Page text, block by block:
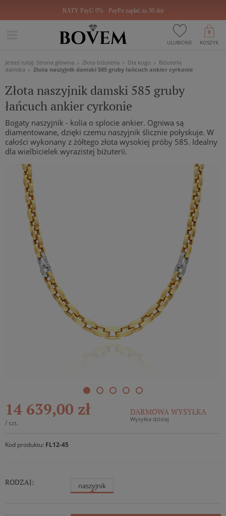
RATY PayU 0% PayPo zapłać za 30 dni
ULUBIONE KOSZYK
0
Jesteś tutaj: Strona główna Złota biżuteria Dla kogo
Biżuteria
damska
Złota naszyjnik damski 585 gruby łańcuch ankier cyrkonie
Złota naszyjnik damski 585 gruby
łańcuch ankier cyrkonie
Bogaty naszyjnik - kolia o splocie ankier. Ogniwa są
diamentowane, dzięki czemu naszyjnik ślicznie połyskuje. W
całości wykonany z żółtego złota wysokiej próby 585. Idealny
dla wielbicielek wyrazistej biżuterii.
14 639,00 zł
/ szt.
DARMOWA WYSYŁKA
Wysyłka dzisiaj
Kod produktu: FL12-45
RODZAJ: naszyjnik